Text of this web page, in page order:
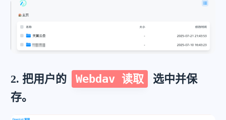
2. 把用户的 Webdav 读取
选中并保
存。